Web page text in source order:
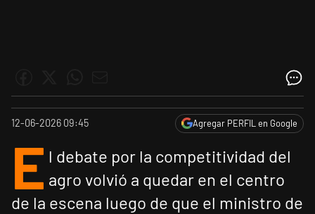
12-06-2026 09:45 Agregar PERFIL en Google
E l debate por la competitividad del
agro volvió a quedar en el centro
de la escena luego de que el ministro de